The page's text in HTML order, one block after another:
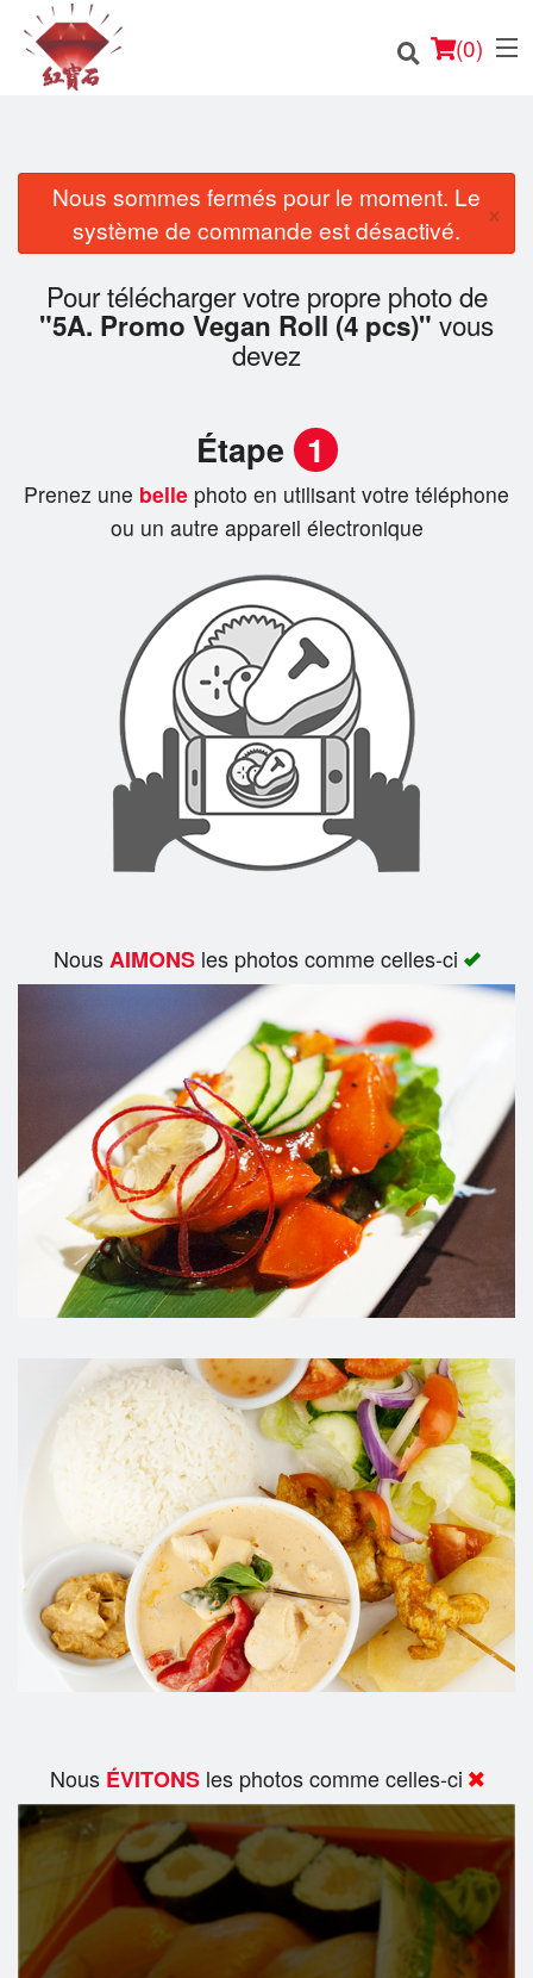
(0)
Commander en ligne
Français
Panier (0)
Rechercher
Nous sommes fermés pour le moment. Le
système de commande est désactivé.
×
Pour télécharger votre propre photo de
"5A. Promo Vegan Roll (4 pcs)" vous
devez
Étape 1
Prenez une belle photo en utilisant votre téléphone
ou un autre appareil électronique
NousAIMONSles photos comme celles-ci
Nous ÉVITONSles photos comme celles-ci